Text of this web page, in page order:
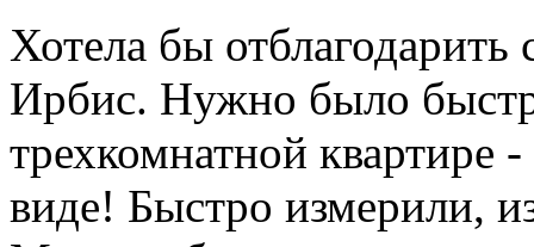
Хотела бы
Ирбис. Нужно было
трехкомнатной квартире
виде! Быстро измерили,